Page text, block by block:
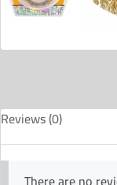
Reviews (0)